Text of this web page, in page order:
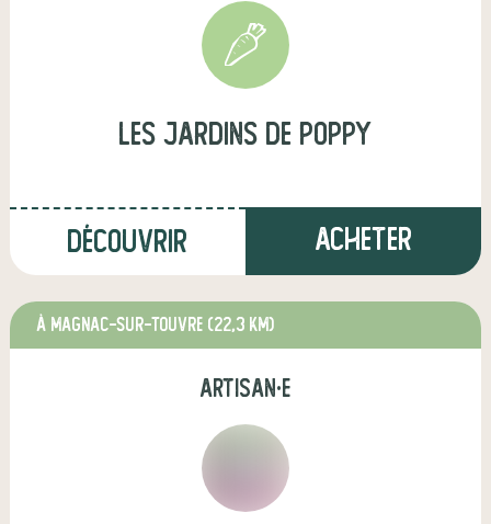
Les Jardins de Poppy
Découvrir Acheter
à Magnac-sur-Touvre (22,3 km)
artisan·e